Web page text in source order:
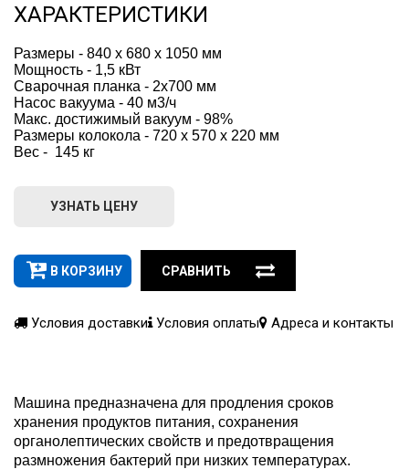
ХАРАКТЕРИСТИКИ
Размеры - 840 x 680 x 1050 мм
Мощность - 1,5 кВт
Cварочная планка - 2х700 мм
Насос вакуума - 40 м3/ч
Макс. достижимый вакуум - 98%
Размеры колокола - 720 x 570 x 220 мм
Вес -  145 кг
УЗНАТЬ ЦЕНУ
В КОРЗИНУ СРАВНИТЬ
Условия доставки Условия оплаты Адреса и контакты
Машина предназначена для продления сроков
хранения продуктов питания, сохранения
органолептических свойств и предотвращения
размножения бактерий при низких температурах.